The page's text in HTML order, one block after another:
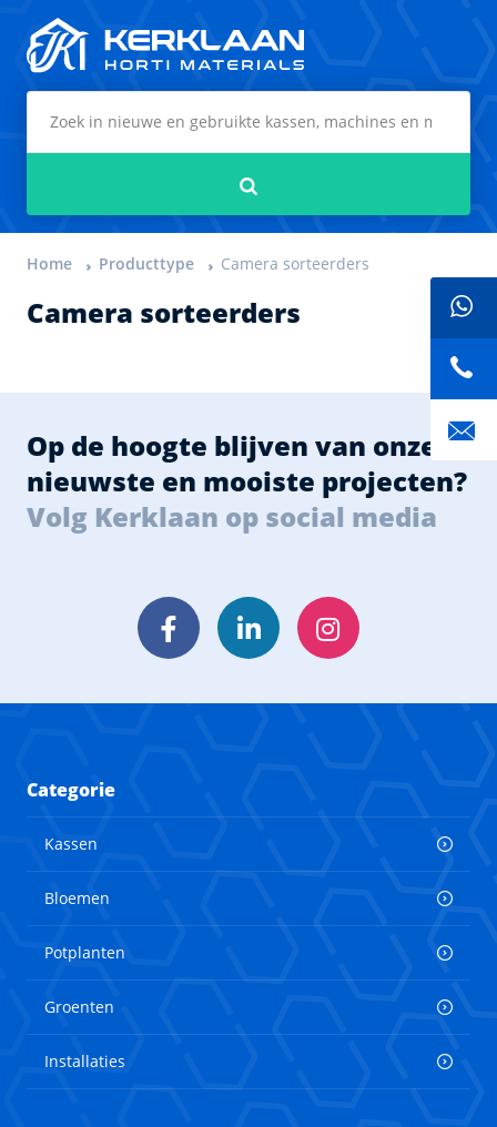
Home Producttype Camera sorteerders
Camera sorteerders
Op de hoogte blijven van onze
nieuwste en mooiste projecten?
Volg Kerklaan op social media
FacebookLinkedInInstagram
Categorie
Kassen
Bloemen
Potplanten
Groenten
Installaties